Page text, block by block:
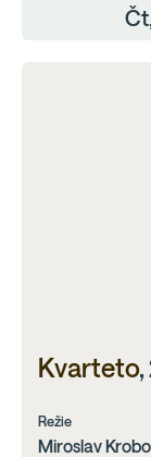
Kvarteto,
Režie
Miroslav